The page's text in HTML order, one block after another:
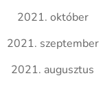
2021. október
2021. szeptember
2021. augusztus